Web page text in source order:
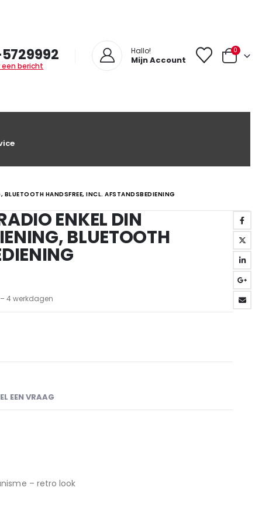
bericht
Hallo!
Mijn Account
0
HANDSFREE, INCL. AFSTANDSBEDIENING
ENKEL DIN
BLUETOOTH
4 werkdagen
EEN VRAAG
– retro look